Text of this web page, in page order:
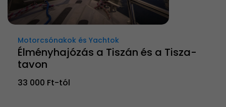
Motorcsónakok és Yachtok
Élményhajózás a Tiszán és a Tisza-
tavon
33 000 Ft-tól